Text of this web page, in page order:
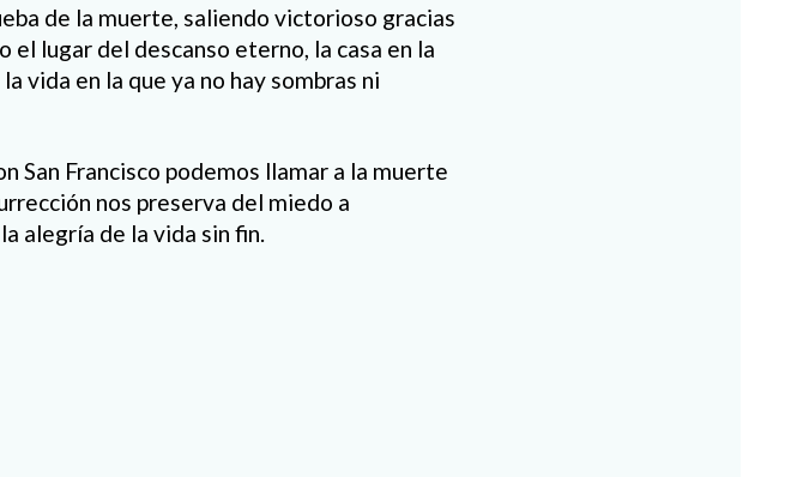
de la muerte, saliendo victorioso gracias
el lugar del descanso eterno, la casa en la
vida en la que ya no hay sombras ni
San Francisco podemos llamar a la muerte
nos preserva del miedo a
alegría de la vida sin fin.